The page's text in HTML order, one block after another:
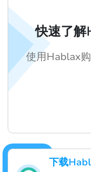
下载
快速了
使用Hablax购